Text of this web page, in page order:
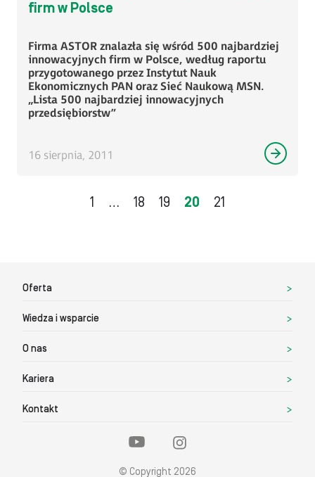
firm w Polsce
Firma ASTOR znalazła się wśród 500 najbardziej
innowacyjnych firm w Polsce, według raportu
przygotowanego przez Instytut Nauk
Ekonomicznych PAN oraz Sieć Naukową MSN.
„Lista 500 najbardziej innowacyjnych
przedsiębiorstw”
16 sierpnia, 2011
Nawigacja
1 … 18 19 20 21
Oferta
Wiedza i wsparcie
O nas
Kariera
Kontakt
© Copyright 2026